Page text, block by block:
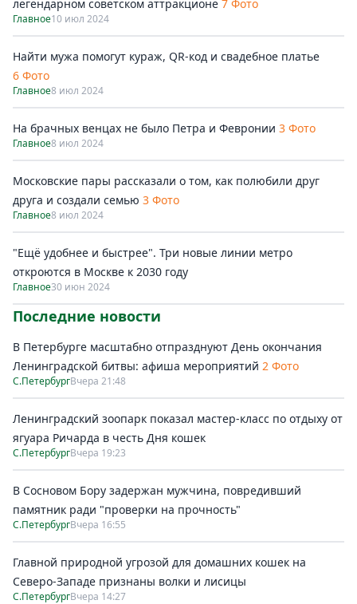
легендарном советском аттракционе 7 Фото
Главное10 июл 2024
Найти мужа помогут кураж, QR-код и свадебное платье
6 Фото
Главное8 июл 2024
На брачных венцах не было Петра и Февронии 3 Фото
Главное8 июл 2024
Московские пары рассказали о том, как полюбили друг
друга и создали семью 3 Фото
Главное8 июл 2024
"Ещё удобнее и быстрее". Три новые линии метро
откроются в Москве к 2030 году
Главное30 июн 2024
Последние новости
В Петербурге масштабно отпразднуют День окончания
Ленинградской битвы: афиша мероприятий 2 Фото
С.ПетербургВчера 21:48
Ленинградский зоопарк показал мастер-класс по отдыху от
ягуара Ричарда в честь Дня кошек
С.ПетербургВчера 19:23
В Сосновом Бору задержан мужчина, повредивший
памятник ради "проверки на прочность"
С.ПетербургВчера 16:55
Главной природной угрозой для домашних кошек на
Северо-Западе признаны волки и лисицы
С.ПетербургВчера 14:27